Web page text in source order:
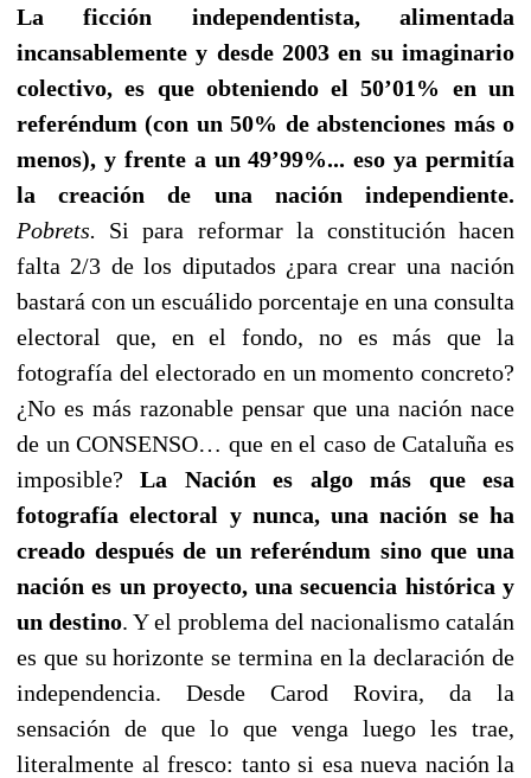
La ficción independentista, alimentada
incansablemente y desde 2003 en su imaginario
colectivo, es que obteniendo el 50’01% en un
referéndum (con un 50% de abstenciones más o
menos), y frente a un 49’99%... eso ya permitía
la creación de una nación independiente.
Pobrets. Si para reformar la constitución hacen
falta 2/3 de los diputados ¿para crear una nación
bastará con un escuálido porcentaje en una consulta
electoral que, en el fondo, no es más que la
fotografía del electorado en un momento concreto?
¿No es más razonable pensar que una nación nace
de un CONSENSO… que en el caso de Cataluña es
imposible?La Nación es algo más que esa
fotografía electoral y nunca, una nación se ha
creado después de un referéndum sino que una
nación es un proyecto, una secuencia histórica y
un destino. Y el problema del nacionalismo catalán
es que su horizonte se termina en la declaración de
independencia. Desde Carod Rovira, da la
sensación de que lo que venga luego les trae,
literalmente al fresco: tanto si esa nueva nación la